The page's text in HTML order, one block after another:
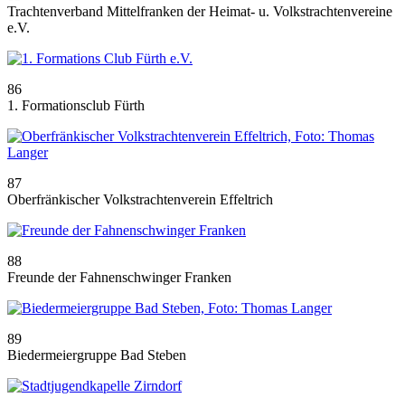
Trachtenverband Mittelfranken der Heimat- u. Volkstrachtenvereine
e.V.
86
1. Formationsclub Fürth
87
Oberfränkischer Volkstrachtenverein Effeltrich
88
Freunde der Fahnenschwinger Franken
89
Biedermeiergruppe Bad Steben